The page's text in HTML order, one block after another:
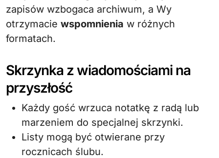
zapisów wzbogaca archiwum, a Wy
otrzymacie wspomnienia w różnych
formatach.
Skrzynka z wiadomościami na
przyszłość
Każdy gość wrzuca notatkę z radą lub
marzeniem do specjalnej skrzynki.
Listy mogą być otwierane przy
rocznicach ślubu.